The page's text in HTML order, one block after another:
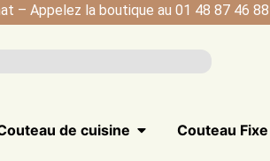
– Appelez la boutique au 01 48 87 46 88
de cuisine Couteau Fixe